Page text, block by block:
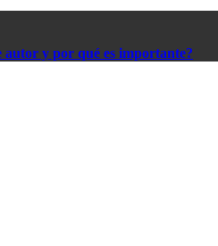
autor y por qué es importante?